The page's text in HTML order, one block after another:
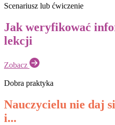
Scenariusz lub ćwiczenie
Jak weryfikować
lekcji
Zobacz
Dobra praktyka
Nauczycielu nie daj
i...